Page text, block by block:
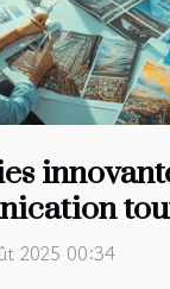
2025 00:34